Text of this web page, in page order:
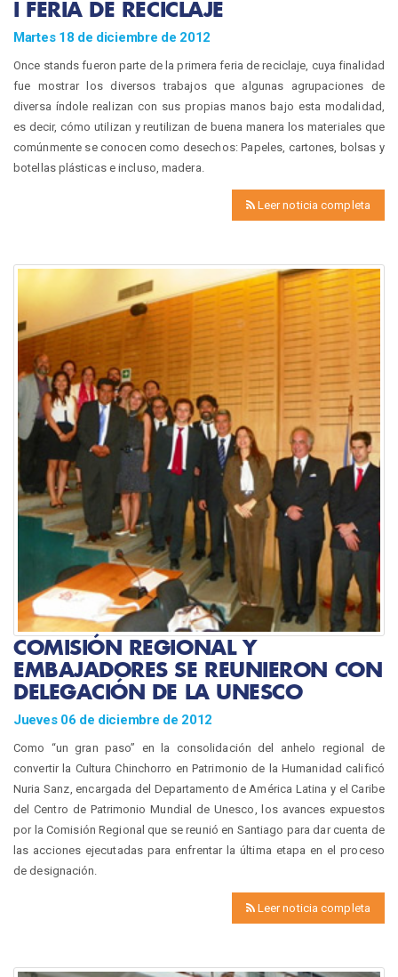
I FERIA DE RECICLAJE
Martes 18 de diciembre de 2012
Once stands fueron parte de la primera feria de reciclaje, cuya finalidad
fue mostrar los diversos trabajos que algunas agrupaciones de
diversa índole realizan con sus propias manos bajo esta modalidad,
es decir, cómo utilizan y reutilizan de buena manera los materiales que
comúnmente se conocen como desechos: Papeles, cartones, bolsas y
botellas plásticas e incluso, madera.
Leer noticia completa
COMISIÓN REGIONAL Y
EMBAJADORES SE REUNIERON CON
DELEGACIÓN DE LA UNESCO
Jueves 06 de diciembre de 2012
Como “un gran paso” en la consolidación del anhelo regional de
convertir la Cultura Chinchorro en Patrimonio de la Humanidad calificó
Nuria Sanz, encargada del Departamento de América Latina y el Caribe
del Centro de Patrimonio Mundial de Unesco, los avances expuestos
por la Comisión Regional que se reunió en Santiago para dar cuenta de
las acciones ejecutadas para enfrentar la última etapa en el proceso
de designación.
Leer noticia completa